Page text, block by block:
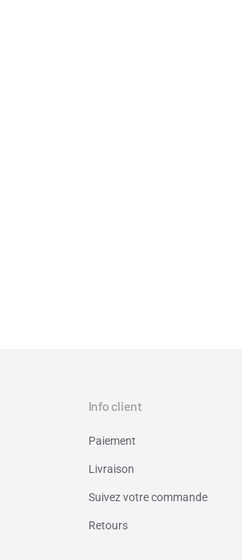
Info client
Paiement
Livraison
Suivez votre commande
Retours